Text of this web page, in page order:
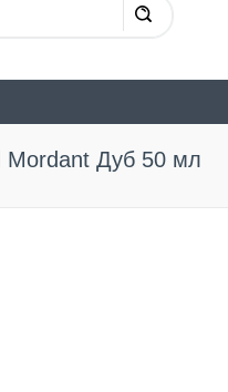
Mordant Дуб 50 мл